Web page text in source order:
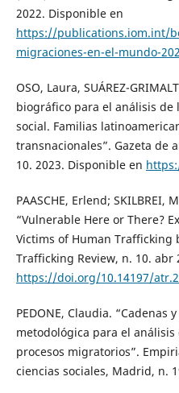
2022. Disponible en
https://publications.iom.int/
migraciones-en-el-mundo-
OSO, Laura, SUÁREZ-
biográfico para el análisis
social. Familias
transnacionales”. Gazeta de
10. 2023. Disponible en
PAASCHE, Erlend; SKILBREI,
“Vulnerable Here or There?
Victims of Human Trafficking
Trafficking Review, n. 10. abr
https://doi.org/10.14197/
PEDONE, Claudia.
metodológica para el
procesos migratorios”.
ciencias sociales, Madrid, n.